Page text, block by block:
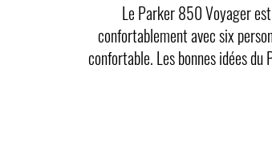
Le Parker 850 Voyager est
confortablement avec six
confortable. Les bonnes idées